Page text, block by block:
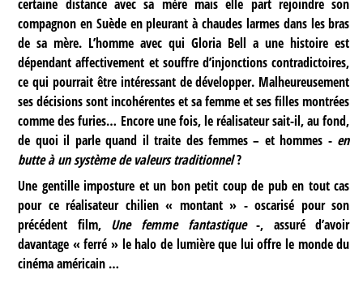
certaine distance avec sa mère mais elle part rejoindre son
compagnon en Suède en pleurant à chaudes larmes dans les bras
de sa mère. L’homme avec qui Gloria Bell a une histoire est
dépendant affectivement et souffre d’injonctions contradictoires,
ce qui pourrait être intéressant de développer. Malheureusement
ses décisions sont incohérentes et sa femme et ses filles montrées
comme des furies… Encore une fois, le réalisateur sait-il, au fond,
de quoi il parle quand il traite des femmes – et hommes - en
butte à un système de valeurs traditionnel?
Une gentille imposture et un bon petit coup de pub en tout cas
pour ce réalisateur chilien « montant » - oscarisé pour son
précédent film, Une femme fantastique-, assuré d’avoir
davantage « ferré » le halo de lumière que lui offre le monde du
cinéma américain …